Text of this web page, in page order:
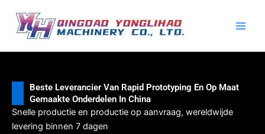
naar
inhoud
Beste Leverancier Van Rapid Prototyping En Op Maat
Gemaakte Onderdelen In China
Snelle productie en productie op aanvraag, wereldwijde
levering binnen 7 dagen